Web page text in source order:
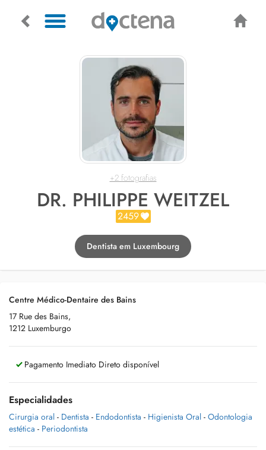
+2 fotografias
DR. PHILIPPE WEITZEL
2459
Dentista em Luxembourg
Centre Médico-Dentaire des Bains
17 Rue des Bains,
1212 Luxemburgo
Pagamento Imediato Direto disponível
Especialidades
Cirurgia oral - Dentista - Endodontista - Higienista Oral - Odontologia
estética - Periodontista